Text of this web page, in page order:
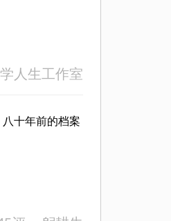
人生工作室
十年前的档案